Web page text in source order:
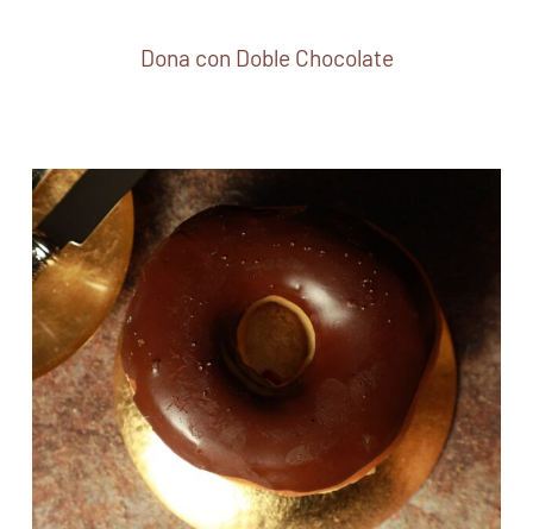
Dona con Doble Chocolate